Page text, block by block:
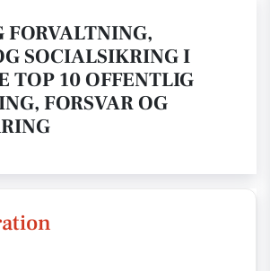
FORVALTNING,
SOCIALSIKRING I
TOP 10 OFFENTLIG
FORSVAR OG